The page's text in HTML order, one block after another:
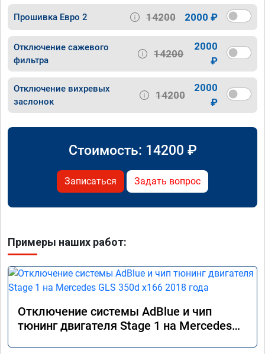
Прошивка Евро 2 14200 2000 ₽
Отключение сажевого
фильтра
14200
2000
₽
Отключение вихревых
заслонок
14200
2000
₽
Стоимость: 14200 ₽
Записаться Задать вопрос
Примеры наших работ:
Отключение системы AdBlue и чип
тюнинг двигателя Stage 1 на Mercedes